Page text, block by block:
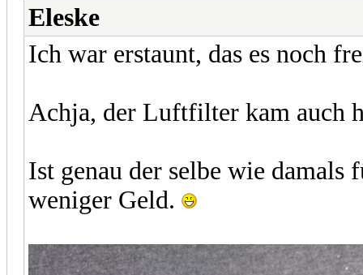
Eleske
Ich war erstaunt, das es noch
Achja, der Luftfilter kam auch
Ist genau der selbe wie
weniger Geld.